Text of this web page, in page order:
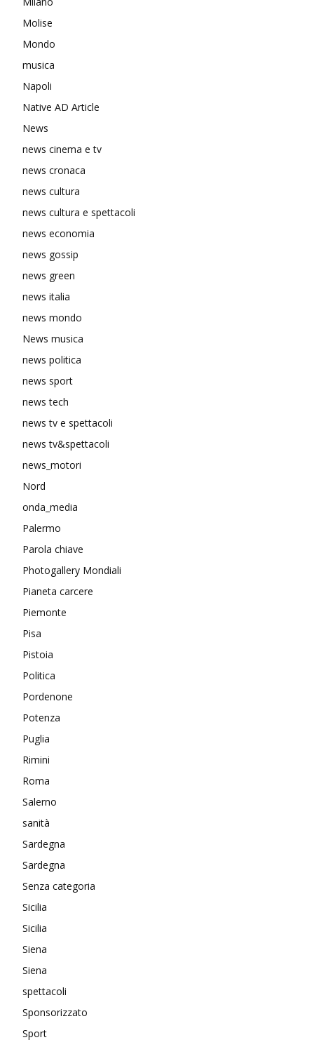
Molise
Mondo
musica
Napoli
Native AD Article
News
news cinema e tv
news cronaca
news cultura
news cultura e spettacoli
news economia
news gossip
news green
news italia
news mondo
News musica
news politica
news sport
news tech
news tv e spettacoli
news tv&spettacoli
news_motori
Nord
onda_media
Palermo
Parola chiave
Photogallery Mondiali
Pianeta carcere
Piemonte
Pisa
Pistoia
Politica
Pordenone
Potenza
Puglia
Rimini
Roma
Salerno
sanità
Sardegna
Sardegna
Senza categoria
Sicilia
Sicilia
Siena
Siena
spettacoli
Sponsorizzato
Sport